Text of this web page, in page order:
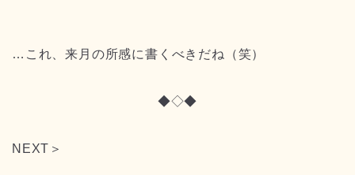
…これ、来月の所感に書くべきだね（笑）
◆◇◆
NEXT＞